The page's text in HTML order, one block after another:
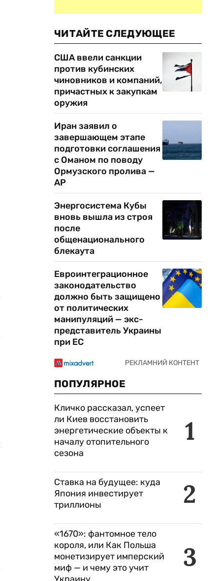
ЧИТАЙТЕ СЛЕДУЮЩЕЕ
США ввели санкции
против кубинских
чиновников и компаний,
причастных к закупкам
оружия
Иран заявил о
завершающем этапе
подготовки соглашения
с Оманом по поводу
Ормузского пролива —
AP
Энергосистема Кубы
вновь вышла из строя
после
общенационального
блекаута
Евроинтеграционное
законодательство
должно быть защищено
от политических
манипуляций — экс-
представитель Украины
при ЕС
ПОПУЛЯРНОЕ
1
Кличко рассказал, успеет
ли Киев восстановить
энергетические объекты к
началу отопительного
сезона
2
Ставка на будущее: куда
Япония инвестирует
триллионы
3
«1670»: фантомное тело
короля, или Как Польша
монетизирует имперский
миф — и чему это учит